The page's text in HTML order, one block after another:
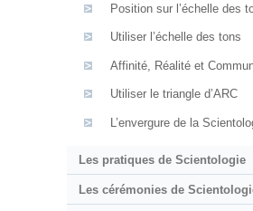
Position sur l’échelle des
Utiliser l’échelle des tons
Affinité, Réalité et
Utiliser le triangle d’ARC
L’envergure de la
Les pratiques de Scientologie
Les cérémonies de